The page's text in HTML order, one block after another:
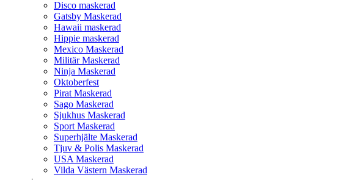
Disco maskerad
Gatsby Maskerad
Hawaii maskerad
Hippie maskerad
Mexico Maskerad
Militär Maskerad
Ninja Maskerad
Oktoberfest
Pirat Maskerad
Sago Maskerad
Sjukhus Maskerad
Sport Maskerad
Superhjälte Maskerad
Tjuv & Polis Maskerad
USA Maskerad
Vilda Västern Maskerad